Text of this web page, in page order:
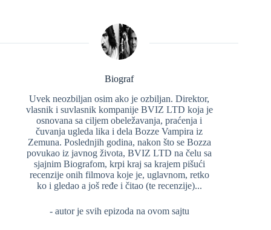
Biograf
Uvek neozbiljan osim ako je ozbiljan. Direktor,
vlasnik i suvlasnik kompanije BVIZ LTD koja je
osnovana sa ciljem obeležavanja, praćenja i
čuvanja ugleda lika i dela Bozze Vampira iz
Zemuna. Poslednjih godina, nakon što se Bozza
povukao iz javnog života, BVIZ LTD na čelu sa
sjajnim Biografom, krpi kraj sa krajem pišući
recenzije onih filmova koje je, uglavnom, retko
ko i gledao a još ređe i čitao (te recenzije)...
- autor je svih epizoda na ovom sajtu